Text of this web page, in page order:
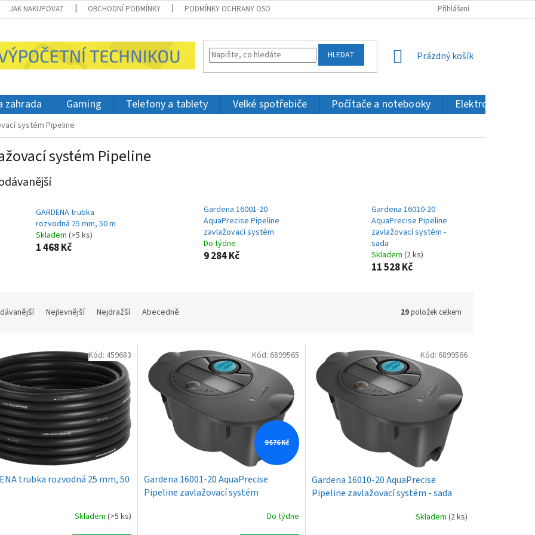
JAK NAKUPOVAT OBCHODNÍ PODMÍNKY PODMÍNKY OCHRANY OSOBNÍCH ÚDAJŮ Přihlášení
HLEDAT
NÁKUPNÍ
Prázdný košík
zahrada Gaming Telefony a tablety Velké spotřebiče Počítače a notebooky Elektronika a IT
systém Pipeline
systém Pipeline
GARDENA trubka
rozvodná 25 mm, 50 m
Skladem (>5 ks)
1 468 Kč
Gardena 16001-20
AquaPrecise Pipeline
zavlažovací systém
Do týdne
9 284 Kč
Gardena 16010-20
AquaPrecise Pipeline
zavlažovací systém -
sada
Skladem (2 ks)
11 528 Kč
Nejlevnější Nejdražší Abecedně 29položek celkem
trubka rozvodná 25 mm, 50
Skladem (>5 ks)
Kód: 459683
9 576 Kč
Gardena 16001-20 AquaPrecise
Pipeline zavlažovací systém
Do týdne
Kód: 6899565
Gardena 16010-20 AquaPrecise
Pipeline zavlažovací systém - sada
Skladem (2 ks)
Kód: 6899566